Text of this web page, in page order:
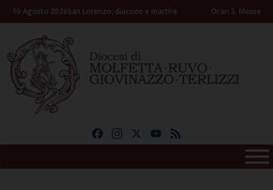
Skip10 Agosto 2026San Lorenzo, diacono e martire Orari S. Messe
FacebookInstagramYouTube